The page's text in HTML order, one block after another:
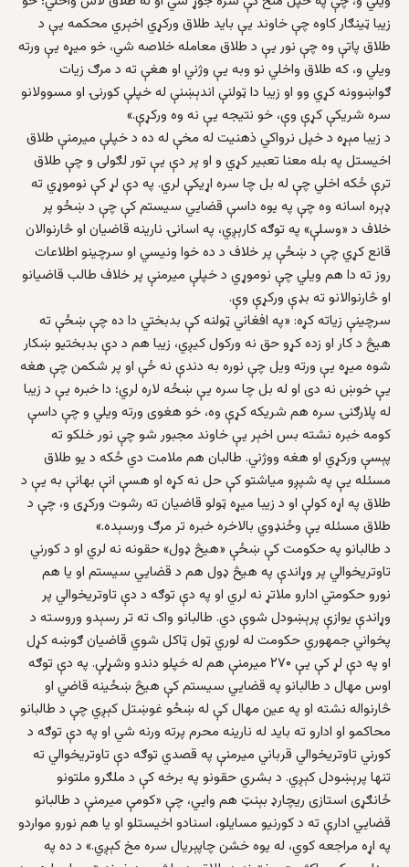
زیبا ټینګار کاوه چې خاوند یې باید طلاق ورکړي اخېري محکمه یې د
طلاق پاتې وه چې نور یې د طلاق معامله خلاصه شي، خو میړه یې ورته
ویلي و، که طلاق واخلي نو وبه یې وژني او هغې ته د مرګ زیات
ګواښوونه کړي وو او زیبا دا ټولنې اندېښنې له خپلې کورنۍ او مسوولانو
سره شریکې کړې وې، خو نتیجه یې نه وه ورکړې.»
د زیبا مېړه د خپل نرواکي ذهنیت له مخې له ده د خپلې میرمنې طلاق
اخیستل په بله معنا تعبیر کړي و او پر دې یې تور لګولی و چې طلاق
ترې ځکه اخلي چې له بل چا سره اړیکې لري. په دې لړ کې نوموړي ته
ډېره اسانه وه چې په یوه داسې قضایي سیستم کې چې د ښځو پر
خلاف د «وسلې» په توګه کارېږي، په اسانۍ نارینه قاضیان او څارنوالان
قانع کړي چې د ښځې پر خلاف د ده خوا ونیسي او سرچینو اطلاعات
روز ته دا هم ویلي چې نوموړي د خپلې میرمنې پر خلاف طالب قاضیانو
او څارنوالانو ته بډې ورکړې وې.
سرچینې زیاته کړه: «په افغاني ټولنه کې بدبختي دا ده چې ښځې ته
هیڅ د کار او زده کړو حق نه ورکول کیږي، زیبا هم د دې بدبختیو ښکار
شوه میړه یې ورته ویل چې نوره به دندې نه ځې او پر شکمن چې هغه
یې خوښ نه دی او له بل چا سره یې ښځه لاره لري؛ دا خبره یې د زیبا
له پلارګنۍ سره هم شریکه کړې وه، خو هغوی ورته ویلي و چې داسې
کومه خبره نشته بس اخېر یې خاوند مجبور شو چې نور خلکو ته
پېسې ورکړي او هغه ووژني. طالبان هم ملامت دي ځکه د یو طلاق
مسئله یې په شپږو میاشتو کې حل نه کړه او هسې انې بهانې به یې د
طلاق په اړه کولې او د زیبا میړه ټولو قاضیان ته رشوت ورکړی و، چې د
طلاق مسئله یې وځنډوي بالاخره خبره تر مرګ ورسېده.»
د طالبانو په حکومت کې ښځې «هیڅ ډول» حقونه نه لري او د کورني
تاوتریخوالي پر وړاندې په هیڅ ډول هم د قضایي سیستم او یا هم
نورو حکومتي ادارو ملاتړ نه لري او په دې توګه د دې تاوتریخوالي پر
وړاندې یوازې پرېښودل شوې دي. طالبانو واک ته تر رسېدو وروسته د
پخواني جمهوري حکومت له لوري ټول ټاکل شوي قاضیان ګوښه کړل
او په دې لړ کې یې ۲۷۰ میرمنې هم له خپلو دندو وشړلې. په دې توګه
اوس مهال د طالبانو په قضایي سیستم کې هیڅ ښځینه قاضي او
څارنواله نشته او په عین مهال کې له ښځو غوښتل کېږي چې د طالبانو
محاکمو او ادارو ته باید له نارینه محرم پرته ورنه شي او په دې توګه د
کورني تاوتریخوالي قرباني میرمنې په قصدي توګه دې تاوتریخوالي ته
تنها پرېښودل کېږي. د بشري حقونو په برخه کې د ملګرو ملتونو
ځانګړی استازی ریچارډ بېنټ هم وایي، چې «کومې میرمنې د طالبانو
قضایي ادارې ته د کورنیو مسایلو، اسنادو اخیستلو او یا هم نورو مواردو
په اړه مراجعه کوي، له یوه خشن چاپېریال سره مخ کېږي.» د ده په